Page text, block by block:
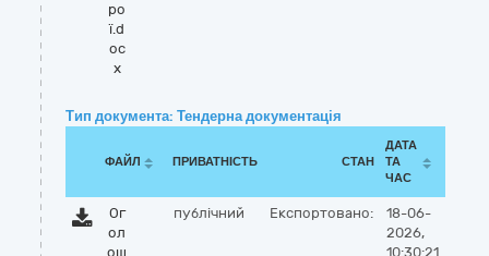
ро
ї.d
oc
x
Тип документа: Тендерна документація
ФАЙЛ ПРИВАТНІСТЬ СТАН
ДАТА
ТА
ЧАС
Ог
ол
ош
публічний Експортовано:
18-06-
2026,
10:30:21